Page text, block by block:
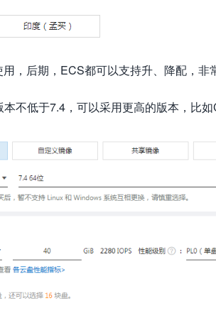
，后期，ECS都可以支持升、降配，非
不低于7.4，可以采用更高的版本，比如